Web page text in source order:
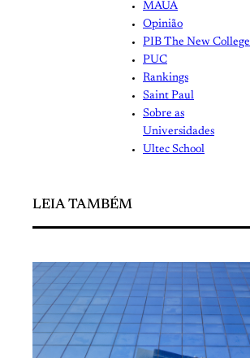
MAUÁ
Opinião
PIB The New College
PUC
Rankings
Saint Paul
Sobre as
Universidades
Ultec School
LEIA TAMBÉM